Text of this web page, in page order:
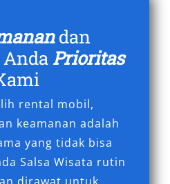
modern.
dan
saat perjalanan dinas
bisnis bukan sekadar
bentuk penghargaan
sendiri. Mobil ini
dan
Anda Prioritas
rental mobil,
keamanan adalah
yang tidak bisa
Salsa Wisata rutin